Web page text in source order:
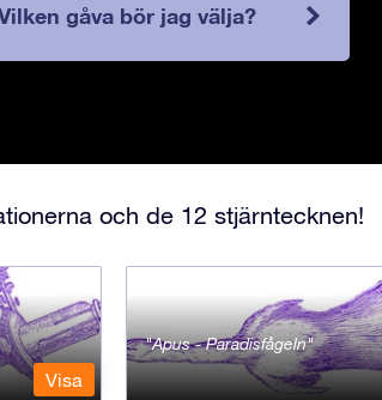
gåva bör jag välja?
och de 12 stjärntecknen!
Visa
Apus - Paradisfågeln